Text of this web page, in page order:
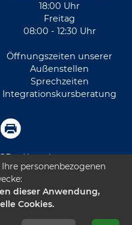
18:00 Uhr
Freitag
08:00 - 12:30 Uhr
Öffnungszeiten unserer
Außenstellen
Sprechzeiten
Integrationskursberatung
Kontakt
Leichte Sprache
personenbezogenen
dieser Anwendung,
Cookies.